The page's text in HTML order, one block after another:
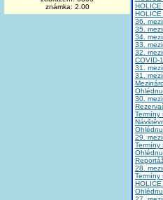
známka: 2.00
36.
35.
34.
33.
32.
COVID-
31.
31.
30.
Termíny
29.
Termíny
28.
Termíny